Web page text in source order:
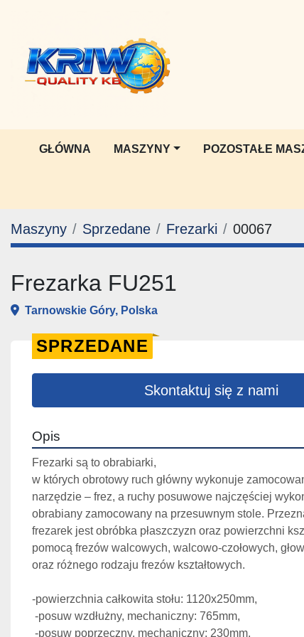
GŁÓWNA MASZYNY POZOSTAŁE
Maszyny Sprzedane Frezarki 00067
Frezarka FU251
Tarnowskie Góry, Polska
SPRZEDANE
Skontaktuj się z nami
Opis
Frezarki są to obrabiarki,
w których obrotowy ruch główny wykonuje
narzędzie – frez, a ruchy posuwowe najczęściej
obrabiany zamocowany na przesuwnym stole.
frezarek jest obróbka płaszczyzn oraz powierzchni
pomocą frezów walcowych, walcowo-czołowych,
oraz różnego rodzaju frezów kształtowych.
-powierzchnia całkowita stołu: 1120x250mm,
-posuw wzdłużny, mechaniczny: 765mm,
-posuw poprzeczny, mechaniczny: 230mm,